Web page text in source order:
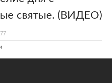
святые. (ВИДЕО)